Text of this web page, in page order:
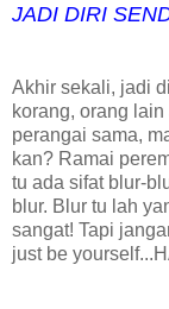
JADI DIRI
Akhir sekali, jadi
korang, orang
perangai sama,
kan? Ramai
tu ada sifat blur-
blur. Blur tu lah
sangat! Tapi
just be